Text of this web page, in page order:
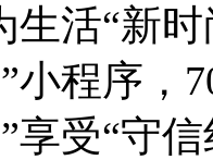
生活“新时
小程序，
享受“守